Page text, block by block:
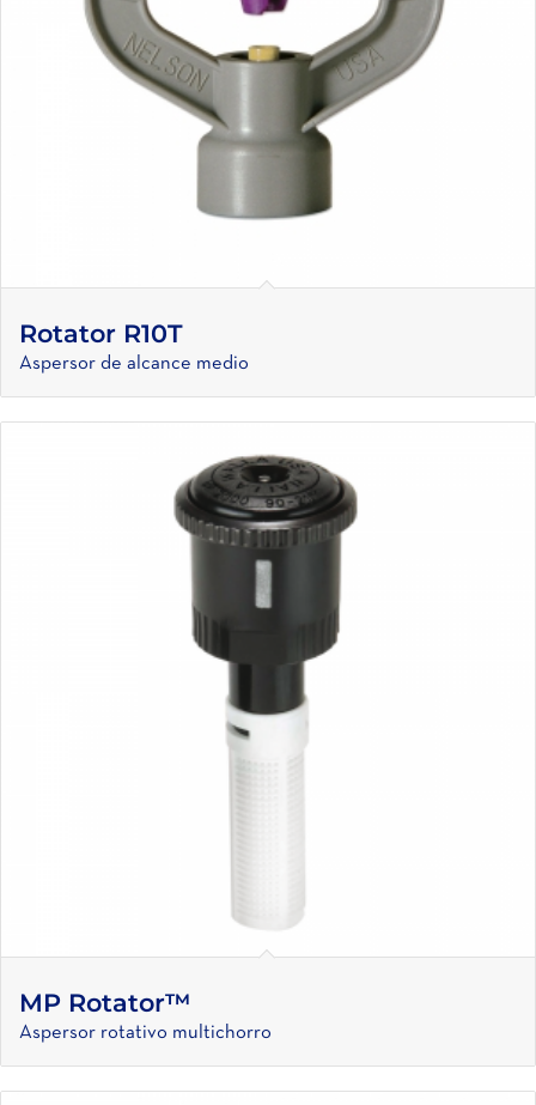
Rotator R10T
Aspersor de alcance medio
MP Rotator™
Aspersor rotativo multichorro